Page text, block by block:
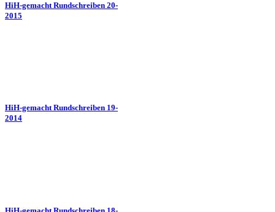
HiH-gemacht Rundschreiben 20-
2015
HiH-gemacht Rundschreiben 19-
2014